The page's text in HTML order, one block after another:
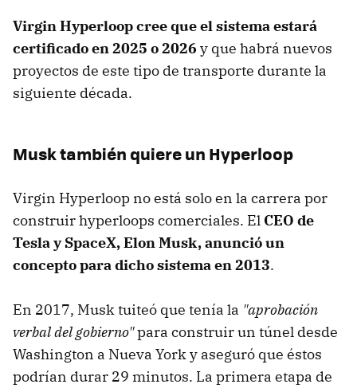
Virgin Hyperloop cree que el sistema estará
certificado en 2025 o 2026 y que habrá nuevos
proyectos de este tipo de transporte durante la
siguiente década.
Musk también quiere un Hyperloop
Virgin Hyperloop no está solo en la carrera por
construir hyperloops comerciales. El CEO de
Tesla y SpaceX, Elon Musk, anunció un
concepto para dicho sistema en 2013.
En 2017, Musk tuiteó que tenía la "aprobación
verbal del gobierno"para construir un túnel desde
Washington a Nueva York y aseguró que éstos
podrían durar 29 minutos. La primera etapa de